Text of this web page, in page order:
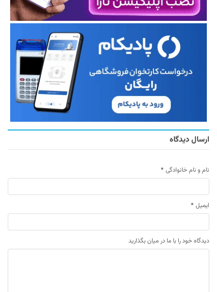
ارسال دیدگاه
نام و نام خانوادگی *
ایمیل *
دیدگاه خود را با ما در میان بگذارید